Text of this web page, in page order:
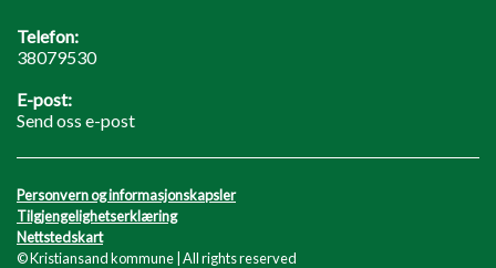
Telefon:
38079530
E-post:
Send oss e-post
Personvern og informasjonskapsler
Tilgjengelighetserklæring
Nettstedskart
© Kristiansand kommune | All rights reserved